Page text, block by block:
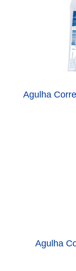
Agulha
Agulha